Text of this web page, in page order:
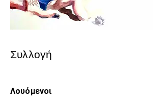
Συλλογή
Λουόμενοι